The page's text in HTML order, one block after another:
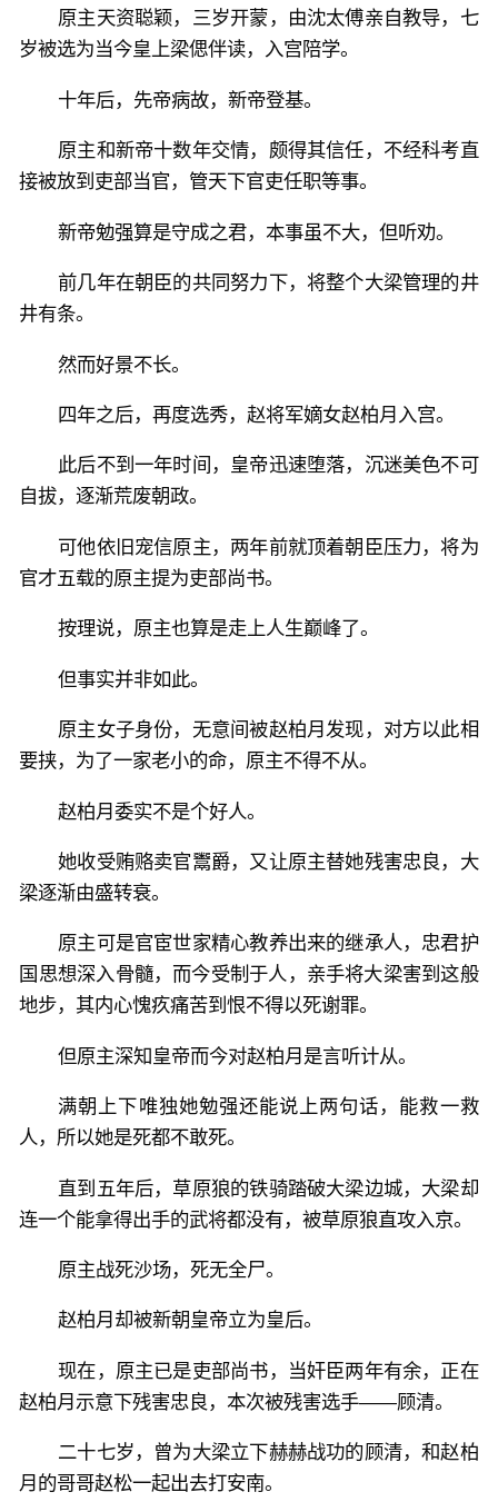
原主天资聪颖，三岁开蒙，由沈太傅亲自教导，七
岁被选为当今皇上梁偲伴读，入宫陪学。
十年后，先帝病故，新帝登基。
原主和新帝十数年交情，颇得其信任，不经科考直
接被放到吏部当官，管天下官吏任职等事。
新帝勉强算是守成之君，本事虽不大，但听劝。
前几年在朝臣的共同努力下，将整个大梁管理的井
井有条。
然而好景不长。
四年之后，再度选秀，赵将军嫡女赵柏月入宫。
此后不到一年时间，皇帝迅速堕落，沉迷美色不可
自拔，逐渐荒废朝政。
可他依旧宠信原主，两年前就顶着朝臣压力，将为
官才五载的原主提为吏部尚书。
按理说，原主也算是走上人生巅峰了。
但事实并非如此。
原主女子身份，无意间被赵柏月发现，对方以此相
要挟，为了一家老小的命，原主不得不从。
赵柏月委实不是个好人。
她收受贿赂卖官鬻爵，又让原主替她残害忠良，大
梁逐渐由盛转衰。
原主可是官宦世家精心教养出来的继承人，忠君护
国思想深入骨髓，而今受制于人，亲手将大梁害到这般
地步，其内心愧疚痛苦到恨不得以死谢罪。
但原主深知皇帝而今对赵柏月是言听计从。
满朝上下唯独她勉强还能说上两句话，能救一救
人，所以她是死都不敢死。
直到五年后，草原狼的铁骑踏破大梁边城，大梁却
连一个能拿得出手的武将都没有，被草原狼直攻入京。
原主战死沙场，死无全尸。
赵柏月却被新朝皇帝立为皇后。
现在，原主已是吏部尚书，当奸臣两年有余，正在
赵柏月示意下残害忠良，本次被残害选手——顾清。
二十七岁，曾为大梁立下赫赫战功的顾清，和赵柏
月的哥哥赵松一起出去打安南。